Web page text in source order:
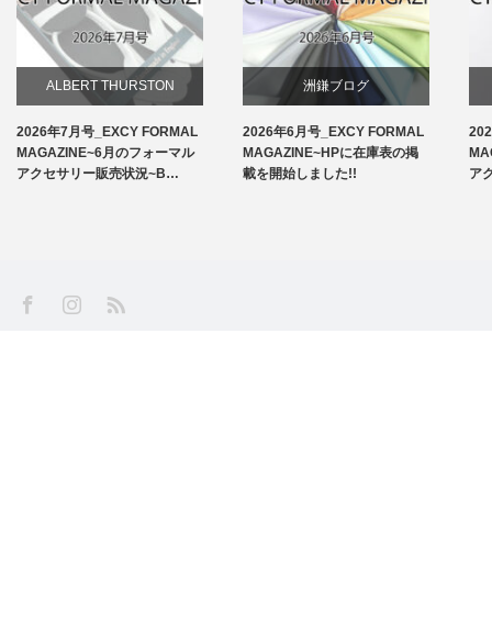
ALBERT THURSTON
お知らせ
2026年7月号_EXCY FORMAL
MAGAZINE~6月のフォーマル
アクセサリー販売状況~B…
洲鎌ブログ
2026年6月号_EXCY FORMAL
MAGAZINE~HPに在庫表の掲
載を開始しました!!
ア
FacebookInstagram